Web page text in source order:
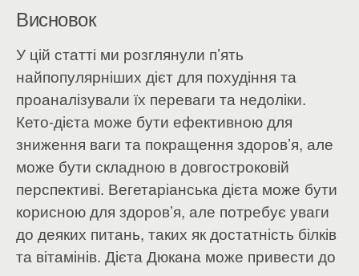
Висновок
У цій статті ми розглянули п’ять
найпопулярніших дієт для похудіння та
проаналізували їх переваги та недоліки.
Кето-дієта може бути ефективною для
зниження ваги та покращення здоров’я, але
може бути складною в довгостроковій
перспективі. Вегетаріанська дієта може бути
корисною для здоров’я, але потребує уваги
до деяких питань, таких як достатність білків
та вітамінів. Дієта Дюкана може привести до